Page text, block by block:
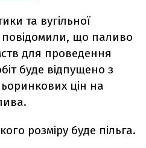
та вугільної
повідомили, що паливо
для проведення
буде відпущено з
цін на
розміру буде пільга.